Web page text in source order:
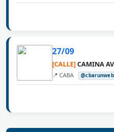
27/09
[CALLE]CAMINA
📍 CABA @cbarunweb